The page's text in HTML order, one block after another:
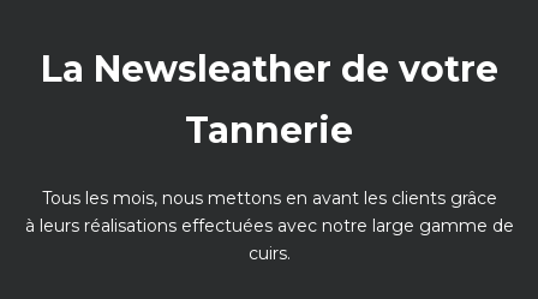
La Newsleather de votre
Tannerie
Tous les mois, nous mettons en avant les clients grâce
à leurs réalisations effectuées avec notre large gamme de
cuirs.